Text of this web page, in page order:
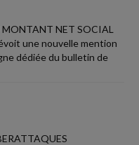
NET SOCIAL
une nouvelle mention
dédiée du bulletin de